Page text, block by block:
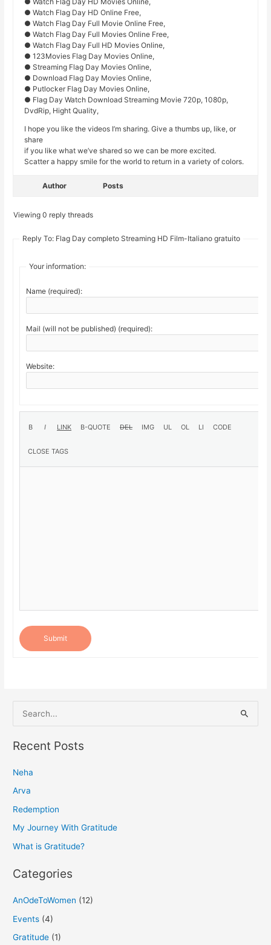
● Watch Flag Day HD Online Free,
● Watch Flag Day Full Movie Online Free,
● Watch Flag Day Full Movies Online Free,
● Watch Flag Day Full HD Movies Online,
● 123Movies Flag Day Movies Online,
● Streaming Flag Day Movies Online,
● Download Flag Day Movies Online,
● Putlocker Flag Day Movies Online,
● Flag Day Watch Download Streaming Movie 720p, 1080p,
DvdRip, Hight Quality,
I hope you like the videos I’m sharing. Give a thumbs up, like, or
share
if you like what we’ve shared so we can be more excited.
Scatter a happy smile for the world to return in a variety of colors.
Author Posts
Viewing 0 reply threads
Reply To: Flag Day completo Streaming HD Film-Italiano gratuito
Your information:
Name (required):
Mail (will not be published) (required):
Website:
Submit
e
a
c
h
f
o
Recent Posts
Neha
Arva
Redemption
My Journey With Gratitude
What is Gratitude?
Categories
AnOdeToWomen (12)
Events (4)
Gratitude (1)